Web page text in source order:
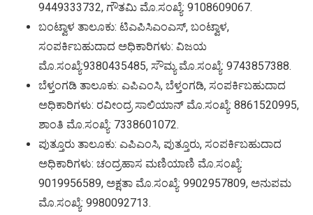
9449333732, ಗೌತಮಿ ಮೊ.ಸಂಖ್ಯೆ: 9108609067.
ಬಂಟ್ವಾಳ ತಾಲೂಕು: ಟಿಎಪಿಸಿಎಂಎಸ್, ಬಂಟ್ವಾಳ,
ಸಂಪರ್ಕಿಬಹುದಾದ ಅಧಿಕಾರಿಗಳು: ವಿಜಯ
ಮೊ.ಸಂಖ್ಯೆ:9380435485, ಸೌಮ್ಯ ಮೊ.ಸಂಖ್ಯೆ: 9743857388.
ಬೆಳ್ತಂಗಡಿ ತಾಲೂಕು: ಎಪಿಎಂಸಿ, ಬೆಳ್ತಂಗಡಿ, ಸಂಪರ್ಕಿಬಹುದಾದ
ಅಧಿಕಾರಿಗಳು: ರವೀಂದ್ರ ಸಾಲಿಯಾನ್ ಮೊ.ಸಂಖ್ಯೆ: 8861520995,
ಶಾಂತಿ ಮೊ.ಸಂಖ್ಯೆ: 7338601072.
ಪುತ್ತೂರು ತಾಲೂಕು: ಎಪಿಎಂಸಿ, ಪುತ್ತೂರು, ಸಂಪರ್ಕಿಬಹುದಾದ
ಅಧಿಕಾರಿಗಳು: ಚಂದ್ರಹಾಸ ಮಣಿಯಾಣಿ ಮೊ.ಸಂಖ್ಯೆ:
9019956589, ಅಕ್ಷತಾ ಮೊ.ಸಂಖ್ಯೆ: 9902957809, ಅನುಪಮ
ಮೊ.ಸಂಖ್ಯೆ: 9980092713.